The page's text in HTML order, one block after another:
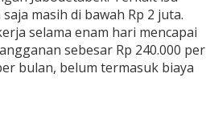
masih di bawah Rp 2 juta.
selama enam hari mencapai
sebesar Rp 240.000 per
bulan, belum termasuk biaya